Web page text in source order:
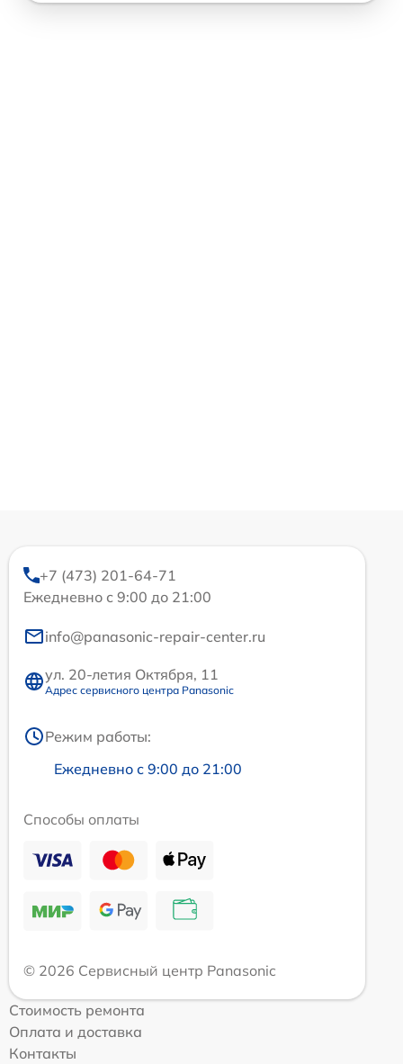
+7 (473) 201-64-71
Ежедневно с 9:00 до 21:00
info@panasonic-repair-center.ru
ул. 20-летия Октября, 11
Адрес сервисного центра Panasonic
Режим работы:
Ежедневно с 9:00 до 21:00
Способы оплаты
© 2026 Сервисный центр Panasonic
Стоимость ремонта
Оплата и доставка
Контакты